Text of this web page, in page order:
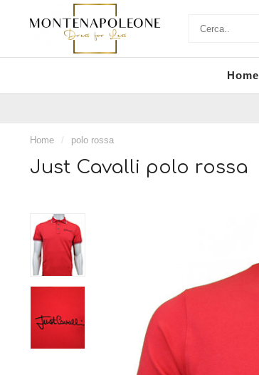
Home
Home / polo rossa
Just Cavalli polo rossa